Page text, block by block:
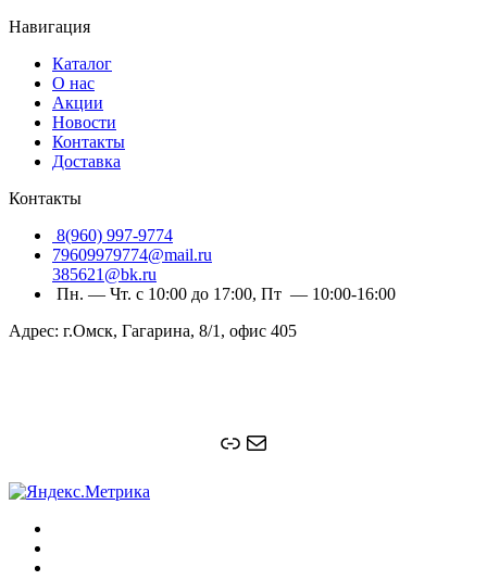
Навигация
Каталог
О нас
Акции
Новости
Контакты
Доставка
Контакты
8(960) 997-9774
79609979774@mail.ru
385621@bk.ru
Пн. — Чт. с 10:00 до 17:00, Пт — 10:00-16:00
Адрес: г.Омск, Гагарина, 8/1, офис 405
Ссылка
Почта